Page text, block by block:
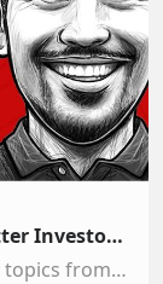
Mental Models That Make You a Better Investor & Decision-maker w/ Kyle Grieve & Clay Finck (TIP641)
Kyle Grieve and Clay Finck discuss key topics from “Investing: The Last Liberal Art” by Robert Hagstrom, including the importance of using the right explanat…